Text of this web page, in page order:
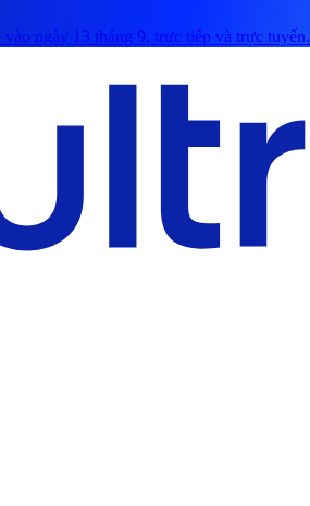
ngày 13 tháng 9, trực tiếp và trực tuyến.